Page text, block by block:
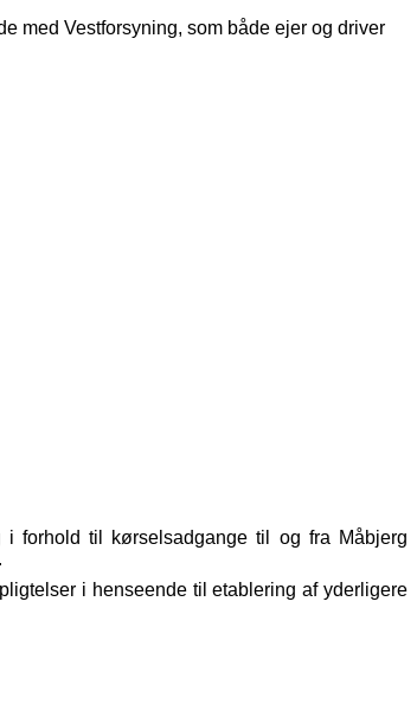
med Vestforsyning, som både ejer og driver
forhold til kørselsadgange til og fra Måbjerg
i henseende til etablering af yderligere